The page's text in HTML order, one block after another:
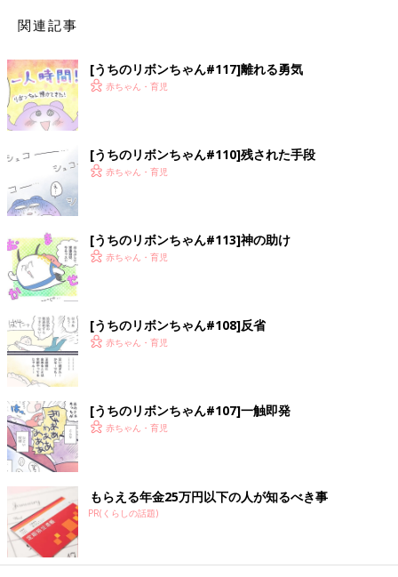
関連記事
[うちのリボンちゃん#117]離れる勇気
赤ちゃん・育児
[うちのリボンちゃん#110]残された手段
赤ちゃん・育児
[うちのリボンちゃん#113]神の助け
赤ちゃん・育児
[うちのリボンちゃん#108]反省
赤ちゃん・育児
[うちのリボンちゃん#107]一触即発
赤ちゃん・育児
もらえる年金25万円以下の人が知るべき事
PR(くらしの話題)